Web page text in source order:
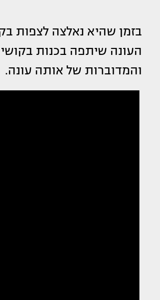
בזמן שהיא נאלצה לצפות
העונה שיתפה בכנות
והמדוברות של אותה עונה.